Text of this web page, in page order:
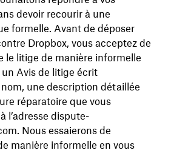
devoir recourir à une
formelle. Avant de déposer
Dropbox, vous acceptez de
le litige de manière informelle
Avis de litige écrit
une description détaillée
réparatoire que vous
l’adresse dispute-
Nous essaierons de
manière informelle en vous